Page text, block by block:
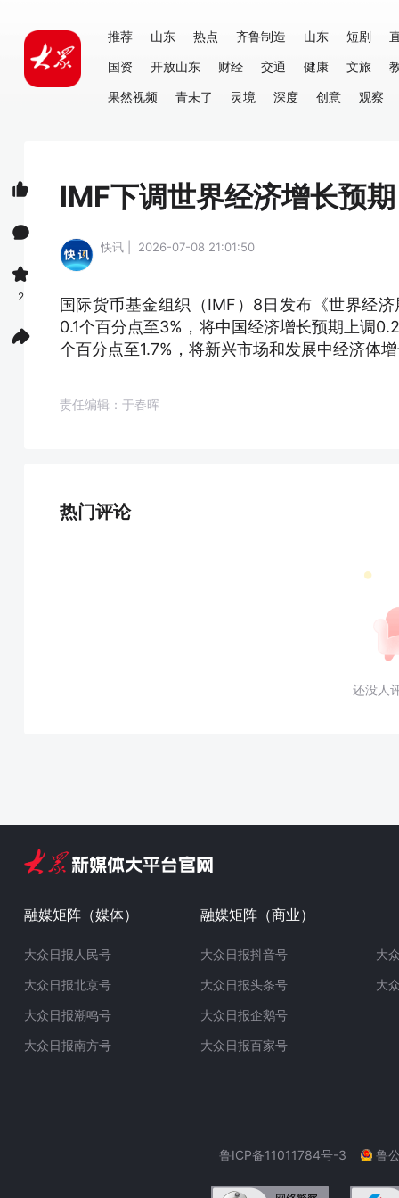
推荐 山东 热点 齐鲁制造 山东 短剧
国资
开放山东 财经 交通 健康 文旅
果然视频
青未了 灵境 深度 创意 观察
IMF下调世界经济增长预
快讯 | 2026-07-08 21:01:50
国际货币基金组织（IMF）8日发布《世界经
0.1个百分点至3%，将中国经济增长预期上调
个百分点至1.7%，将新兴市场和发展中经济体
责任编辑：于春晖
热门评论
还没人
2
融媒矩阵（媒体）
大众日报人民号
大众日报北京号
大众日报潮鸣号
大众日报南方号
融媒矩阵（商业）
大众日报抖音号
大众日报头条号
大众日报企鹅号
大众日报百家号
大
大
鲁ICP备11011784号-3 鲁